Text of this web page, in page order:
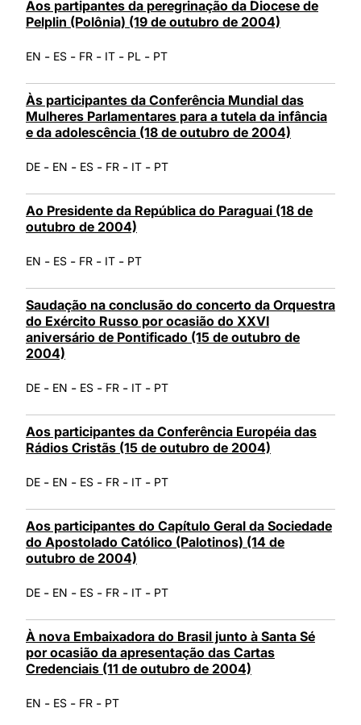
Aos partipantes da peregrinação da Diocese de
Pelplin (Polônia) (19 de outubro de 2004)
EN - ES - FR - IT - PL - PT
Às participantes da Conferência Mundial das
Mulheres Parlamentares para a tutela da infância
e da adolescência (18 de outubro de 2004)
DE - EN - ES - FR - IT - PT
Ao Presidente da República do Paraguai (18 de
outubro de 2004)
EN - ES - FR - IT - PT
Saudação na conclusão do concerto da Orquestra
do Exército Russo por ocasião do XXVI
aniversário de Pontificado (15 de outubro de
2004)
DE - EN - ES - FR - IT - PT
Aos participantes da Conferência Européia das
Rádios Cristãs (15 de outubro de 2004)
DE - EN - ES - FR - IT - PT
Aos participantes do Capítulo Geral da Sociedade
do Apostolado Católico (Palotinos) (14 de
outubro de 2004)
DE - EN - ES - FR - IT - PT
À nova Embaixadora do Brasil junto à Santa Sé
por ocasião da apresentação das Cartas
Credenciais (11 de outubro de 2004)
EN - ES - FR - PT